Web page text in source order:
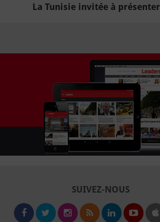
La Tunisie invitée à
SUIVEZ-NOUS